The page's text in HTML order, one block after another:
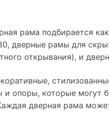
рама подбирается
дверные рамы для
открывания), и
и опоры, которые могут
дверная рама